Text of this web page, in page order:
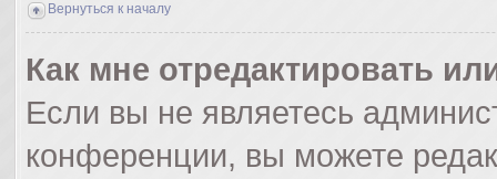
Вернуться к началу
Как мне отредактировать
Если вы не являетесь
конференции, вы можете